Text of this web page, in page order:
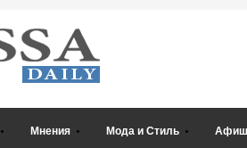
Мнения Мода и Стиль